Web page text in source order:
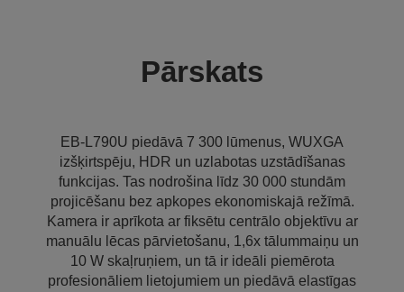
Pārskats
EB-L790U piedāvā 7 300 lūmenus, WUXGA
izšķirtspēju, HDR un uzlabotas uzstādīšanas
funkcijas. Tas nodrošina līdz 30 000 stundām
projicēšanu bez apkopes ekonomiskajā režīmā.
Kamera ir aprīkota ar fiksētu centrālo objektīvu ar
manuālu lēcas pārvietošanu, 1,6x tālummaiņu un
10 W skaļruņiem, un tā ir ideāli piemērota
profesionāliem lietojumiem un piedāvā elastīgas